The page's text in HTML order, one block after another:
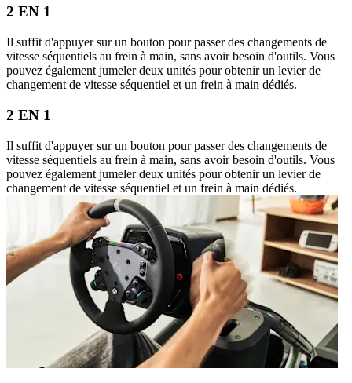
2 EN 1
Il suffit d'appuyer sur un bouton pour passer des changements de
vitesse séquentiels au frein à main, sans avoir besoin d'outils. Vous
pouvez également jumeler deux unités pour obtenir un levier de
changement de vitesse séquentiel et un frein à main dédiés.
2 EN 1
Il suffit d'appuyer sur un bouton pour passer des changements de
vitesse séquentiels au frein à main, sans avoir besoin d'outils. Vous
pouvez également jumeler deux unités pour obtenir un levier de
changement de vitesse séquentiel et un frein à main dédiés.